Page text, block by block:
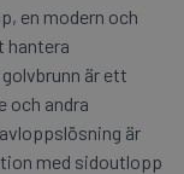
en modern och
hantera
är ett
och andra
är
med sidoutlopp